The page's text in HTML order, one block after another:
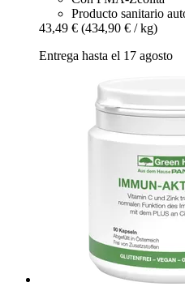
Producto sanitario
43,49 € (434,90 € / kg)
Entrega hasta el 17 agosto